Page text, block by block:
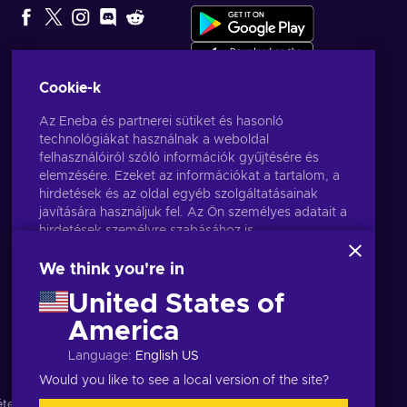
Cookie-k
Az Eneba és partnerei sütiket és hasonló
technológiákat használnak a weboldal
felhasználóiról szóló információk gyűjtésére és
elemzésére. Ezeket az információkat a tartalom, a
hirdetések és az oldal egyéb szolgáltatásainak
javítására használjuk fel. Az Ön személyes adatait a
hirdetések személyre szabásához is
Az "Mindent elfogadok" gombra kattintva Ön
ezeket a technológiákat használják. Hozzájárulását
a 'Testreszabás' gombra kattintva módosíthatja.
További információkat arról, hogy a Google
hogyan használja fel az Ön adatait, a
Business Safety & Privacyoldalon talál.
We think you're in
United States of
America
Language: English US
Would you like to see a local version of the site?